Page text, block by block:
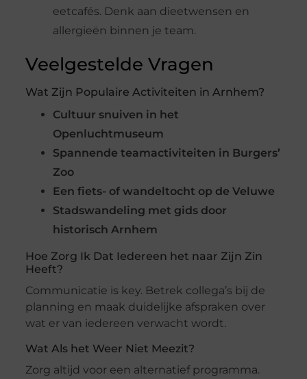
eetcafés. Denk aan dieetwensen en
allergieën binnen je team.
Veelgestelde Vragen
Wat Zijn Populaire Activiteiten in Arnhem?
Cultuur snuiven in het
Openluchtmuseum
Spannende teamactiviteiten in Burgers’
Zoo
Een fiets- of wandeltocht op de Veluwe
Stadswandeling met gids door
historisch Arnhem
Hoe Zorg Ik Dat Iedereen het naar Zijn Zin
Heeft?
Communicatie is key. Betrek collega’s bij de
planning en maak duidelijke afspraken over
wat er van iedereen verwacht wordt.
Wat Als het Weer Niet Meezit?
Zorg altijd voor een alternatief programma.